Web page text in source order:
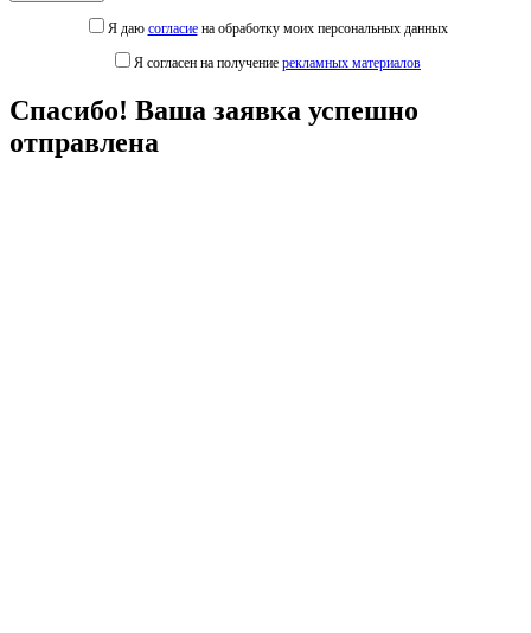
Я даю согласиена обработку моих персональных данных
Я согласен на получение рекламных материалов
Спасибо! Ваша заявка успешно
отправлена